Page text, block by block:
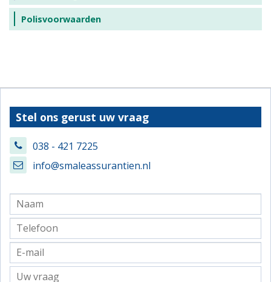
Polisvoorwaarden
Stel ons gerust uw vraag
038 - 421 7225
info@smaleassurantien.nl